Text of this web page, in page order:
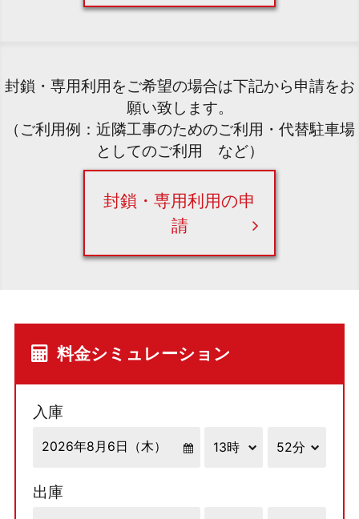
封鎖・専用利用をご希望の場合は下記から申請をお
願い致します。
（ご利用例：近隣工事のためのご利用・代替駐車場
としてのご利用 など）
封鎖・専用利用の申
請
料金シミュレーション
入庫
出庫